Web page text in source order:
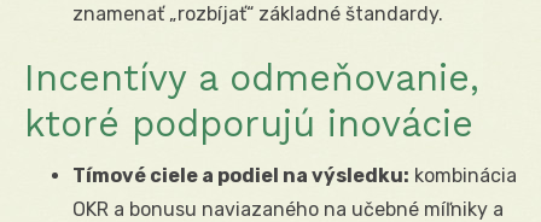
znamenať „rozbíjať“ základné štandardy.
Incentívy a odmeňovanie,
ktoré podporujú inovácie
Tímové ciele a podiel na výsledku: kombinácia
OKR a bonusu naviazaného na učebné míľniky a